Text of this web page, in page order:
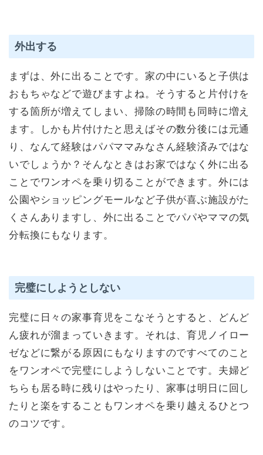
外出する
まずは、外に出ることです。家の中にいると子供は
おもちゃなどで遊びますよね。そうすると片付けを
する箇所が増えてしまい、掃除の時間も同時に増え
ます。しかも片付けたと思えばその数分後には元通
り、なんて経験はパパママみなさん経験済みではな
いでしょうか？そんなときはお家ではなく外に出る
ことでワンオペを乗り切ることができます。外には
公園やショッピングモールなど子供が喜ぶ施設がた
くさんありますし、外に出ることでパパやママの気
分転換にもなります。
完璧にしようとしない
完璧に日々の家事育児をこなそうとすると、どんど
ん疲れが溜まっていきます。それは、育児ノイロー
ゼなどに繋がる原因にもなりますのですべてのこと
をワンオペで完璧にしようしないことです。夫婦ど
ちらも居る時に残りはやったり、家事は明日に回し
たりと楽をすることもワンオペを乗り越えるひとつ
のコツです。